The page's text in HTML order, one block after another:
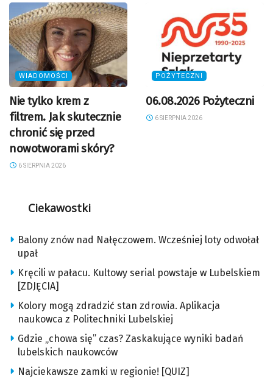
WIADOMOŚCI
Nie tylko krem z
filtrem. Jak skutecznie
chronić się przed
nowotworami skóry?
6 SIERPNIA 2026
POŻYTECZNI
06.08.2026 Pożyteczni
6 SIERPNIA 2026
Ciekawostki
Balony znów nad Nałęczowem. Wcześniej loty odwołał
upał
Kręcili w pałacu. Kultowy serial powstaje w Lubelskiem
[ZDJĘCIA]
Kolory mogą zdradzić stan zdrowia. Aplikacja
naukowca z Politechniki Lubelskiej
Gdzie „chowa się” czas? Zaskakujące wyniki badań
lubelskich naukowców
Najciekawsze zamki w regionie! [QUIZ]